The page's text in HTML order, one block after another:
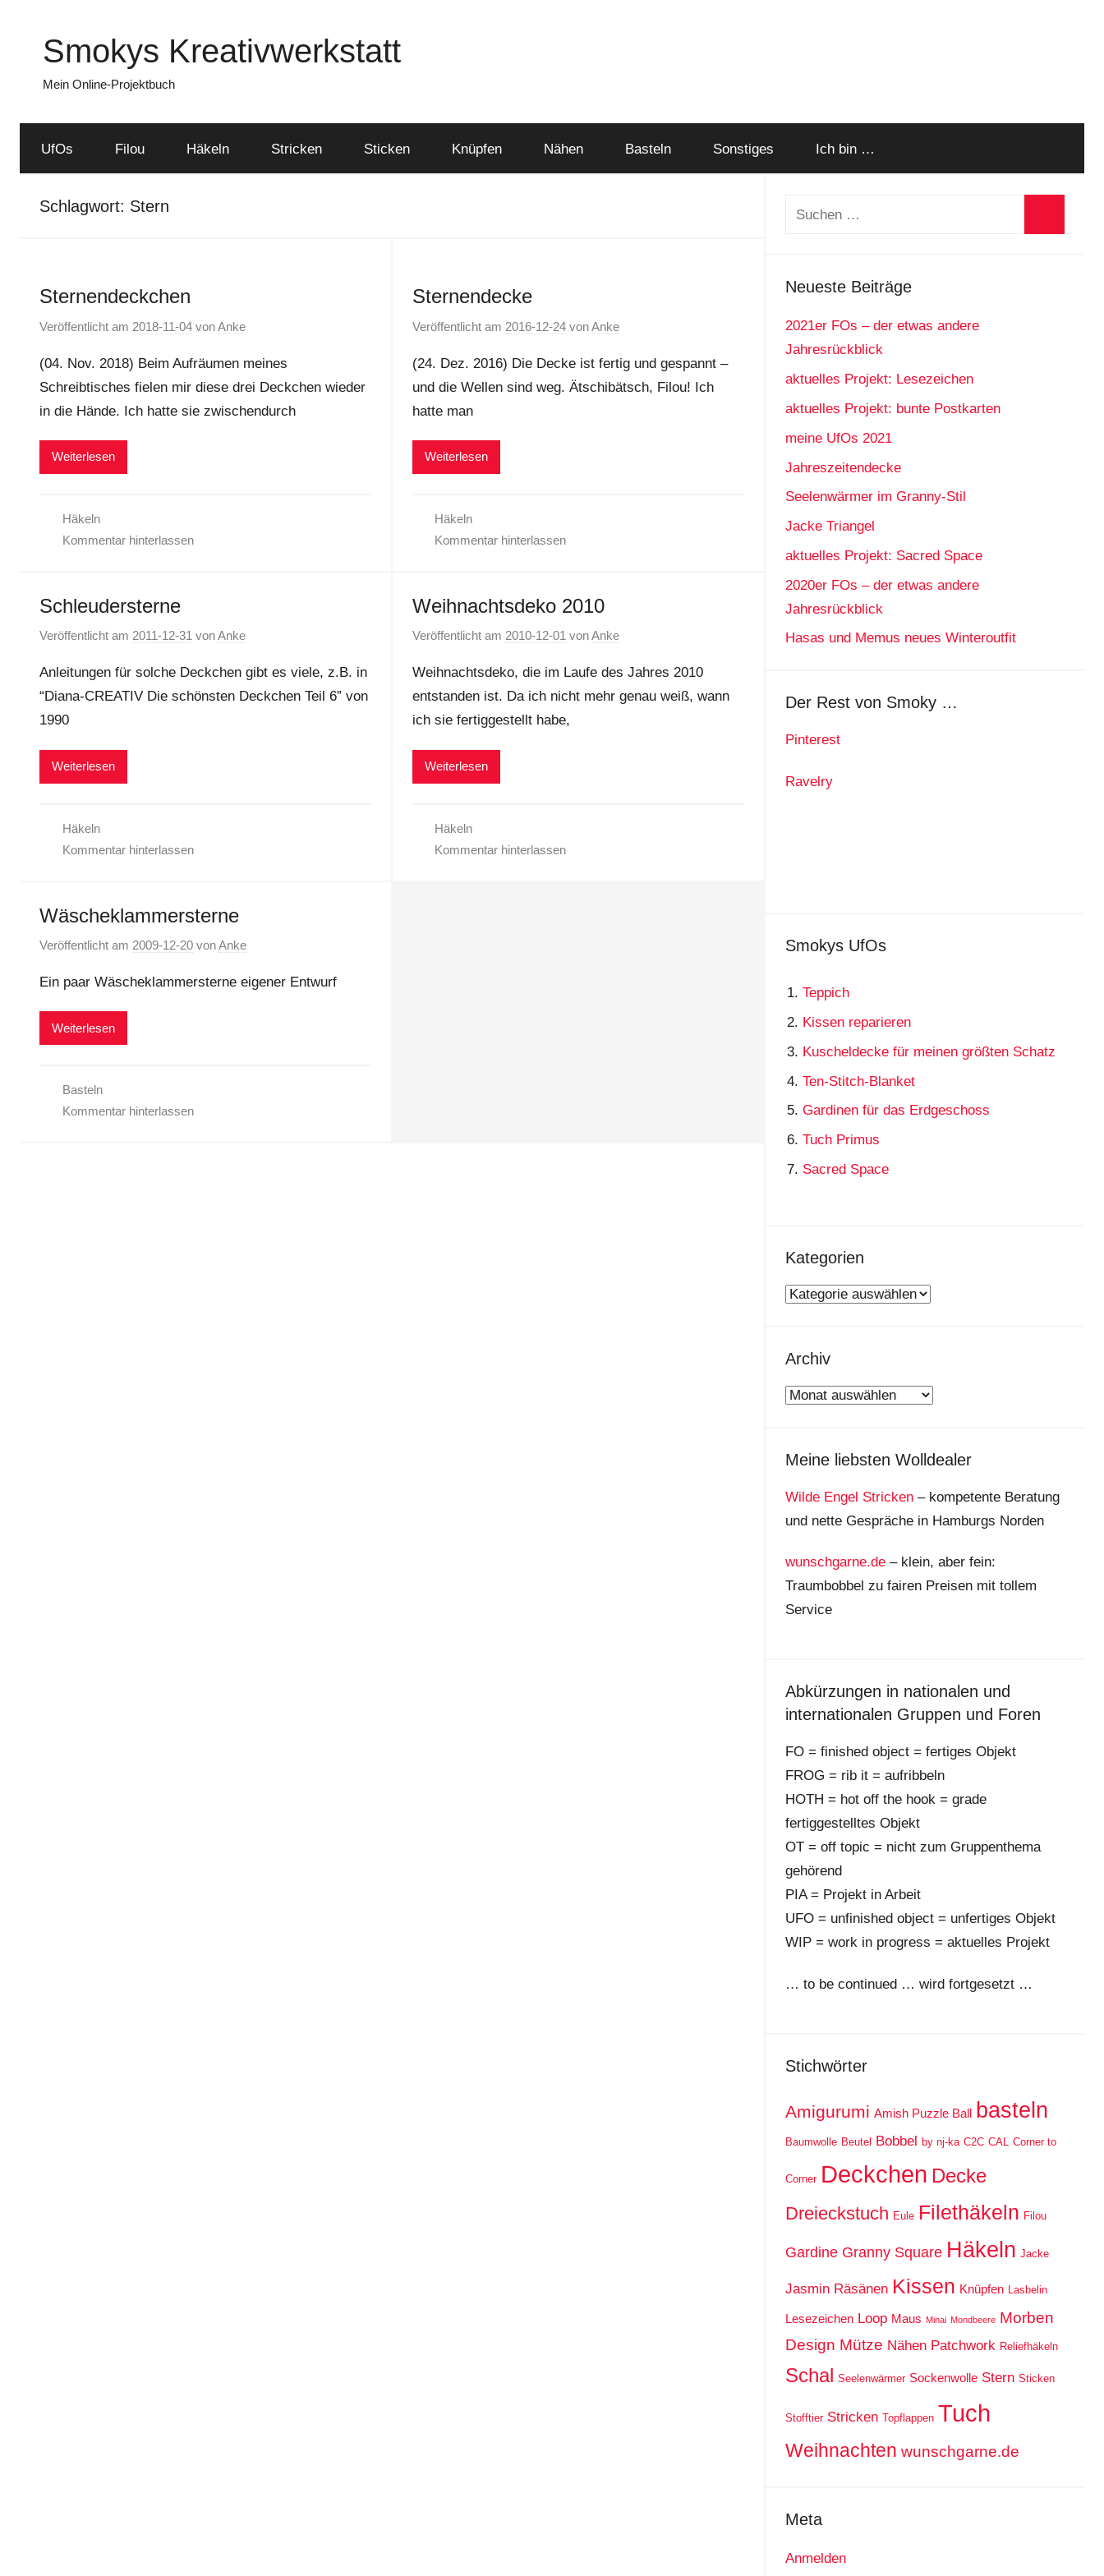
springen
Smokys Kreativwerkstatt
Mein Online-Projektbuch
UfOs Filou Häkeln Stricken Sticken Knüpfen Nähen Basteln Sonstiges Ich bin …
Schlagwort: Stern
Sternendeckchen
Veröffentlicht am 2018-11-04 vonAnke
(04. Nov. 2018) Beim Aufräumen meines
Schreibtisches fielen mir diese drei Deckchen wieder
in die Hände. Ich hatte sie zwischendurch
Weiterlesen
Häkeln
Kommentar hinterlassen
Sternendecke
Veröffentlicht am 2016-12-24vonAnke
(24. Dez. 2016) Die Decke ist fertig und gespannt –
und die Wellen sind weg. Ätschibätsch, Filou! Ich
hatte man
Weiterlesen
Häkeln
Kommentar hinterlassen
Schleudersterne
Veröffentlicht am 2011-12-31 vonAnke
Anleitungen für solche Deckchen gibt es viele, z.B. in
“Diana-CREATIV Die schönsten Deckchen Teil 6” von
1990
Weiterlesen
Häkeln
Kommentar hinterlassen
Weihnachtsdeko 2010
Veröffentlicht am 2010-12-01 vonAnke
Weihnachtsdeko, die im Laufe des Jahres 2010
entstanden ist. Da ich nicht mehr genau weiß, wann
ich sie fertiggestellt habe,
Weiterlesen
Häkeln
Kommentar hinterlassen
Wäscheklammersterne
Veröffentlicht am 2009-12-20 vonAnke
Ein paar Wäscheklammersterne eigener Entwurf
Weiterlesen
Basteln
Kommentar hinterlassen
Suchen
Neueste Beiträge
2021er FOs – der etwas andere
Jahresrückblick
aktuelles Projekt: Lesezeichen
aktuelles Projekt: bunte Postkarten
meine UfOs 2021
Jahreszeitendecke
Seelenwärmer im Granny-Stil
Jacke Triangel
aktuelles Projekt: Sacred Space
2020er FOs – der etwas andere
Jahresrückblick
Hasas und Memus neues Winteroutfit
Der Rest von Smoky …
Pinterest
Ravelry
Smokys UfOs
Teppich
Kissen reparieren
Kuscheldecke für meinen größten Schatz
Ten-Stitch-Blanket
Gardinen für das Erdgeschoss
Tuch Primus
Sacred Space
Kategorien
Kategorien
Archiv
Archiv
Meine liebsten Wolldealer
Wilde Engel Stricken– kompetente Beratung
und nette Gespräche in Hamburgs Norden
wunschgarne.de– klein, aber fein:
Traumbobbel zu fairen Preisen mit tollem
Service
Abkürzungen in nationalen und
internationalen Gruppen und Foren
FO = finished object = fertiges Objekt
FROG = rib it = aufribbeln
HOTH = hot off the hook = grade
fertiggestelltes Objekt
OT = off topic = nicht zum Gruppenthema
gehörend
PIA = Projekt in Arbeit
UFO = unfinished object = unfertiges Objekt
WIP = work in progress = aktuelles Projekt
… to be continued … wird fortgesetzt …
Stichwörter
Amigurumi Amish Puzzle Ball basteln
Baumwolle Beutel Bobbel by nj-ka C2C CAL Corner to
Corner Deckchen Decke
Dreieckstuch Eule Filethäkeln Filou
Gardine Granny Square Häkeln Jacke
Jasmin Räsänen Kissen Knüpfen Lasbelin
Lesezeichen Loop Maus Minai Mondbeere Morben
Design Mütze Nähen Patchwork Reliefhäkeln
Schal Seelenwärmer Sockenwolle Stern Sticken
Stofftier Stricken Topflappen Tuch
Weihnachten wunschgarne.de
Meta
Anmelden